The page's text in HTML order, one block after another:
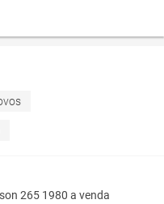
265 1980 a venda